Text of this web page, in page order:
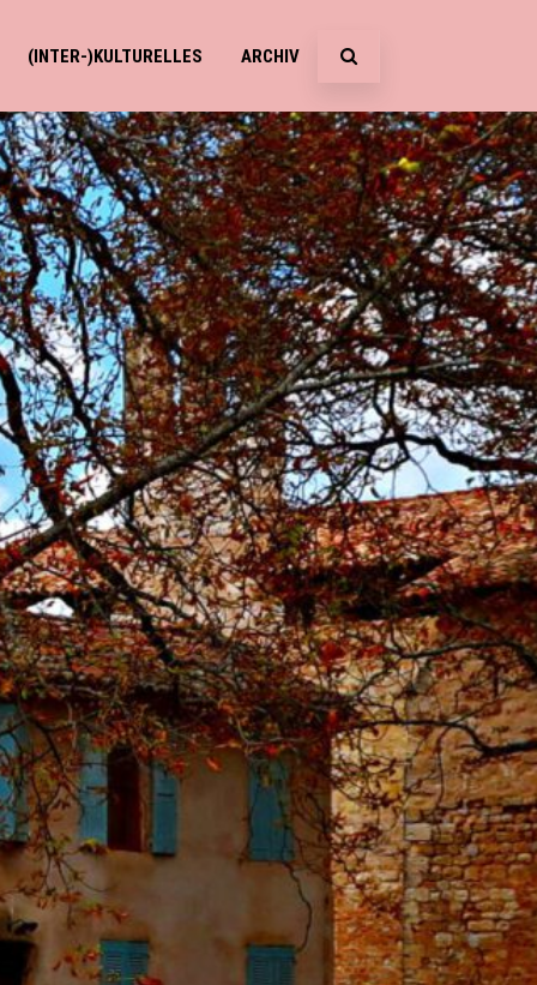
(INTER-)KULTURELLES ARCHIV